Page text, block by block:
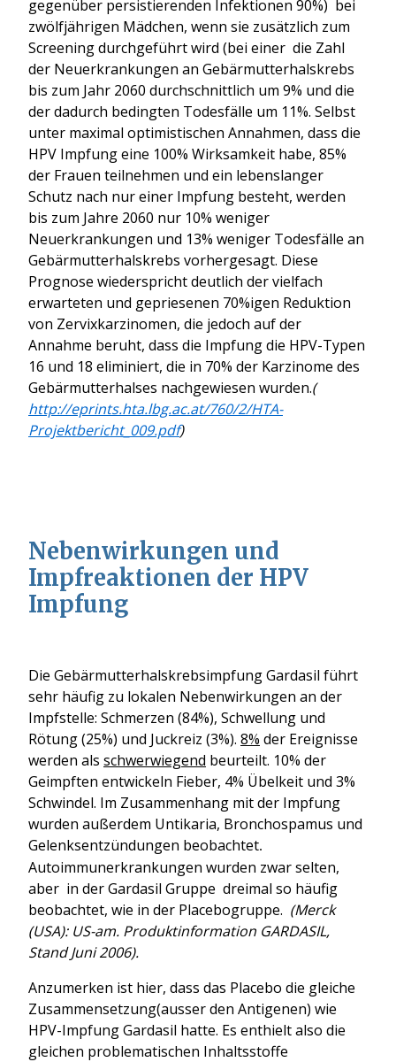
gegenüber persistierenden Infektionen 90%) bei
zwölfjährigen Mädchen, wenn sie zusätzlich zum
Screening durchgeführt wird (bei einer die Zahl
der Neuerkrankungen an Gebärmutterhalskrebs
bis zum Jahr 2060 durchschnittlich um 9% und die
der dadurch bedingten Todesfälle um 11%. Selbst
unter maximal optimistischen Annahmen, dass die
HPV Impfung eine 100% Wirksamkeit habe, 85%
der Frauen teilnehmen und ein lebenslanger
Schutz nach nur einer Impfung besteht, werden
bis zum Jahre 2060 nur 10% weniger
Neuerkrankungen und 13% weniger Todesfälle an
Gebärmutterhalskrebs vorhergesagt. Diese
Prognose wiederspricht deutlich der vielfach
erwarteten und gepriesenen 70%igen Reduktion
von Zervixkarzinomen, die jedoch auf der
Annahme beruht, dass die Impfung die HPV-Typen
16 und 18 eliminiert, die in 70% der Karzinome des
Gebärmutterhalses nachgewiesen wurden.(
http://eprints.hta.lbg.ac.at/760/2/HTA-
Projektbericht_009.pdf)
Nebenwirkungen und
Impfreaktionen der HPV
Impfung
Die Gebärmutterhalskrebsimpfung Gardasil führt
sehr häufig zu lokalen Nebenwirkungen an der
Impfstelle: Schmerzen (84%), Schwellung und
Rötung (25%) und Juckreiz (3%). 8% der Ereignisse
werden als schwerwiegend beurteilt. 10% der
Geimpften entwickeln Fieber, 4% Übelkeit und 3%
Schwindel. Im Zusammenhang mit der Impfung
wurden außerdem Untikaria, Bronchospamus und
Gelenksentzündungen beobachtet.
Autoimmunerkrankungen wurden zwar selten,
aber in der Gardasil Gruppe dreimal so häufig
beobachtet, wie in der Placebogruppe. (Merck
(USA): US-am. Produktinformation GARDASIL,
Stand Juni 2006).
Anzumerken ist hier, dass das Placebo die gleiche
Zusammensetzung(ausser den Antigenen) wie
HPV-Impfung Gardasil hatte. Es enthielt also die
gleichen problematischen Inhaltsstoffe